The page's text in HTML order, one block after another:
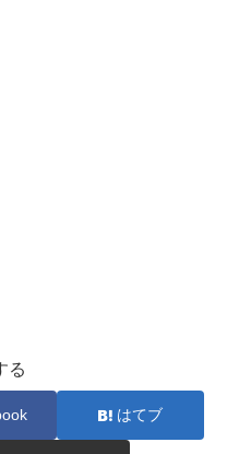
る
はてブ